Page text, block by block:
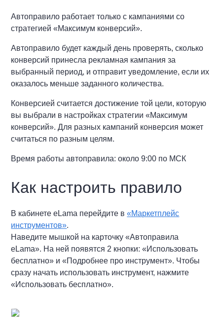
Автоправило работает только с кампаниями со
стратегией «Максимум конверсий».
Автоправило будет каждый день проверять, сколько
конверсий принесла рекламная кампания за
выбранный период, и отправит уведомление, если их
оказалось меньше заданного количества.
Конверсией считается достижение той цели, которую
вы выбрали в настройках стратегии «Максимум
конверсий». Для разных кампаний конверсия может
считаться по разным целям.
Время работы автоправила: около 9:00 по МСК
Как настроить правило
В кабинете eLama перейдите в«Маркетплейс
инструментов».
Наведите мышкой на карточку «Автоправила
eLama». На ней появятся 2 кнопки: «Использовать
бесплатно» и «Подробнее про инструмент». Чтобы
сразу начать использовать инструмент, нажмите
«Использовать бесплатно».